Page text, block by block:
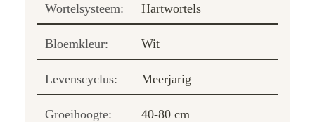
Wortelsysteem: Hartwortels
Bloemkleur: Wit
Levenscyclus: Meerjarig
Groeihoogte: 40-80 cm